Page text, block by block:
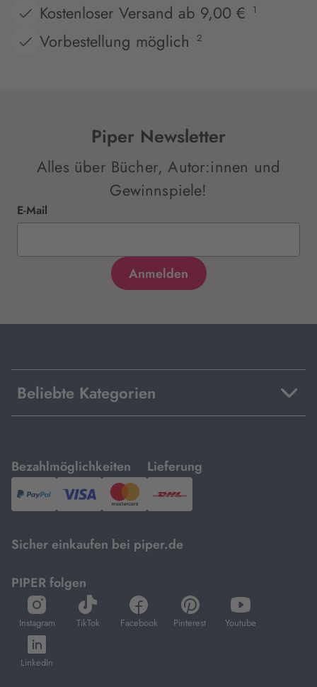
Kostenloser Versand ab 9,00 €
1
Vorbestellung möglich 2
Piper Newsletter
Alles über Bücher, Autor:innen und
Gewinnspiele!
E-Mail
Beliebte Kategorien
Bezahlmöglichkeiten
mit
PayPal,Visa
und
Lieferung
mit
DHL.
Sicher einkaufen bei piper.de
PIPER folgen
Instagram
öffnet
in
neuem
Tab
TikTok
öffnet
in
Facebook
öffnet
in
Pinterest
öffnet
in
Youtube
öffnet
in
LinkedIn
öffnet
in